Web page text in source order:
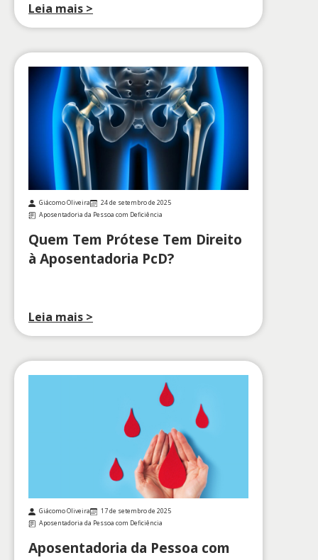
Leia mais >
Giácomo Oliveira
24 de setembro de 2025
Aposentadoria da Pessoa com Deficiência
Quem Tem Prótese Tem Direito
à Aposentadoria PcD?
Leia mais >
Giácomo Oliveira
17 de setembro de 2025
Aposentadoria da Pessoa com Deficiência
Aposentadoria da Pessoa com